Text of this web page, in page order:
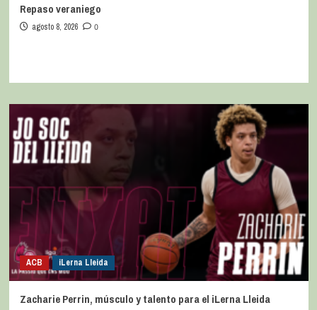
Repaso veraniego
agosto 8, 2026 0
ACB iLerna Lleida
Zacharie Perrin, músculo y talento para el iLerna Lleida